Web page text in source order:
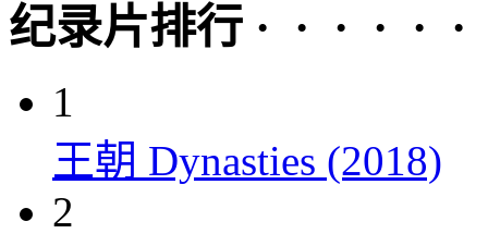
纪录片排行 · · · · · ·
1
王朝 Dynasties (2018)
2